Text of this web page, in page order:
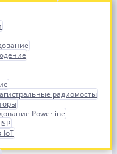
радиомосты
Powerline
IoT